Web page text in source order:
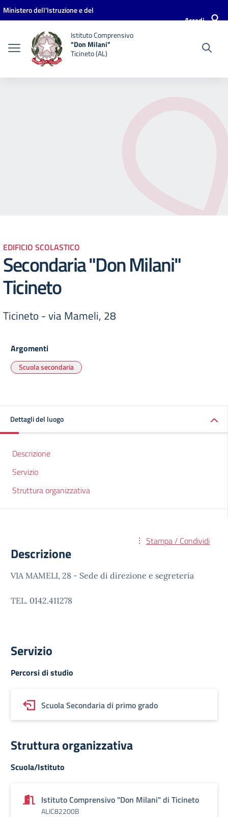
Vai ai contenuti
Vai al menu di navigazione
Vai al footer
Ministero dell'Istruzione e del
Accedi
Istituto Comprensivo
"Don Milani"
Ticineto (AL)
EDIFICIO SCOLASTICO
Secondaria "Don Milani"
Ticineto
Ticineto - via Mameli, 28
Argomenti
Scuola secondaria
Dettagli del luogo
Descrizione
Servizio
Struttura organizzativa
Stampa / Condividi
Descrizione
VIA MAMELI, 28 - Sede di direzione e segreteria
TEL. 0142.411278
Servizio
Percorsi di studio
Scuola Secondaria di primo grado
Struttura organizzativa
Scuola/Istituto
Istituto Comprensivo "Don Milani" di Ticineto
ALIC82200B